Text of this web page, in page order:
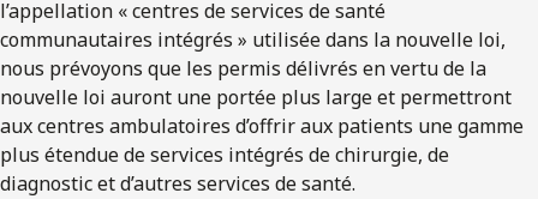
l’appellation « centres de services de santé
communautaires intégrés » utilisée dans la nouvelle loi,
nous prévoyons que les permis délivrés en vertu de la
nouvelle loi auront une portée plus large et permettront
aux centres ambulatoires d’offrir aux patients une gamme
plus étendue de services intégrés de chirurgie, de
diagnostic et d’autres services de santé.